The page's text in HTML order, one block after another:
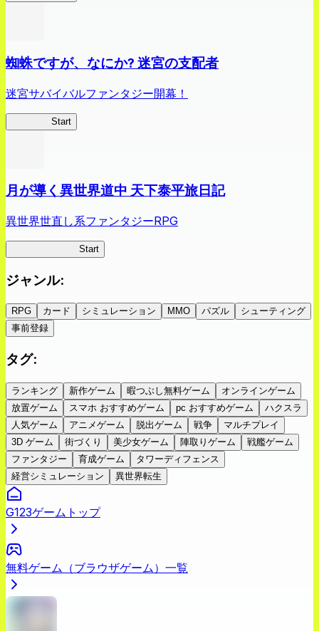
蜘蛛ですが、なにか? 迷宮の支配者
迷宮サバイバルファンタジー開幕！
Start
月が導く異世界道中 天下泰平旅日記
異世界世直し系ファンタジーRPG
Start
ジャンル:
RPG カード シミュレーション MMO パズル
シューティング
事前登録
タグ:
ランキング 新作ゲーム 暇つぶし無料ゲーム
オンラインゲーム
放置ゲーム
スマホ おすすめゲーム pc おすすめゲーム
ハクスラ
人気ゲーム
アニメゲーム 脱出ゲーム 戦争
マルチプレイ
3D ゲーム
街づくり 美少女ゲーム 陣取りゲーム
戦艦ゲーム
ファンタジー
育成ゲーム
タワーディフェンス
経営シミュレーション
異世界転生
G123ゲームトップ
無料ゲーム（ブラウザゲーム）一覧